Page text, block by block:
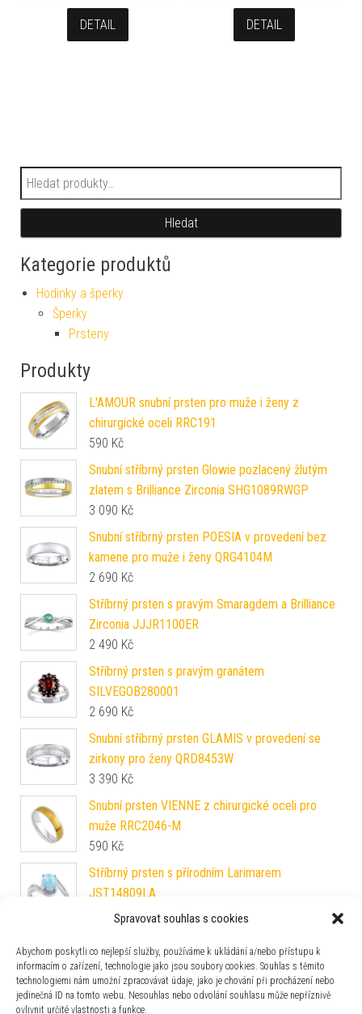
Spravovat souhlas s cookies
Abychom poskytli co nejlepší služby, používáme k ukládání a/nebo přístupu k
informacím o zařízení, technologie jako jsou soubory cookies. Souhlas s těmito
technologiemi nám umožní zpracovávat údaje, jako je chování při procházení nebo
jedinečná ID na tomto webu. Nesouhlas nebo odvolání souhlasu může nepříznivě
ovlivnit určité vlastnosti a funkce.
DETAIL DETAIL
Hledat:
Hledat
Kategorie produktů
Hodinky a šperky
Šperky
Prsteny
Produkty
L'AMOUR snubní prsten pro muže i ženy z
chirurgické oceli RRC191
590 Kč
Snubní stříbrný prsten Glowie pozlacený žlutým
zlatem s Brilliance Zirconia SHG1089RWGP
3 090 Kč
Snubní stříbrný prsten POESIA v provedení bez
kamene pro muže i ženy QRG4104M
2 690 Kč
Stříbrný prsten s pravým Smaragdem a Brilliance
Zirconia JJJR1100ER
2 490 Kč
Stříbrný prsten s pravým granátem
SILVEGOB280001
2 690 Kč
Snubní stříbrný prsten GLAMIS v provedení se
zirkony pro ženy QRD8453W
3 390 Kč
Snubní prsten VIENNE z chirurgické oceli pro
muže RRC2046-M
590 Kč
Stříbrný prsten s přírodním Larimarem
JST14809LA
3 190Kč
JST14809LA
3 190 Kč
Snubní ocelový prsten PHOENIX pro muže i ženy